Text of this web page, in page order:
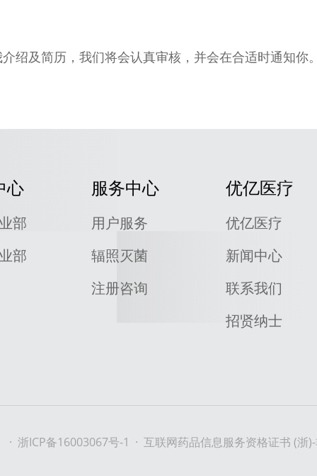
绍及简历，我们将会认真审核，并会在合适时通知你
心
部
部
服务中心
用户服务
辐照灭菌
注册咨询
优亿医疗
优亿医疗
新闻中心
联系我们
招贤纳士
· 浙ICP备16003067号-1 · 互联网药品信息服务资格证书 (浙